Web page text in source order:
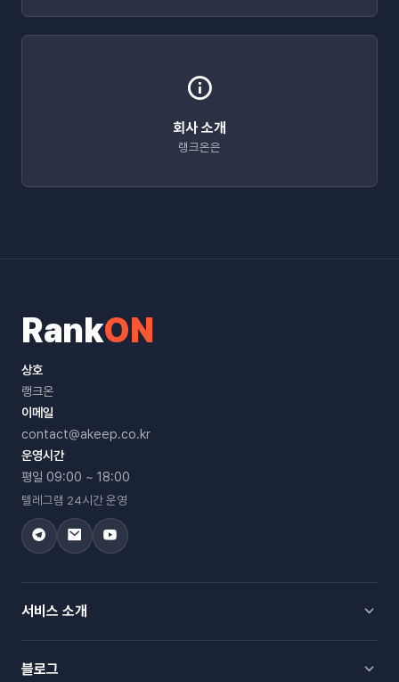
회사 소개
랭크온은
RankON
상호
랭크온
이메일
contact@akeep.co.kr
운영시간
평일 09:00 ~ 18:00
텔레그램 24시간 운영
서비스 소개
블로그